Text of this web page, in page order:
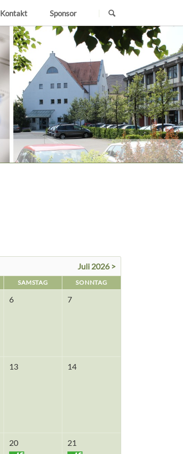
überspringen
Kontakt Sponsor
Juli 2026 >
SAMSTAG SONNTAG
6 7
13 14
20 21